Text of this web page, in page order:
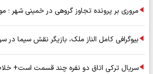
مروری بر پرونده تجاوز گروهی در خمینی شهر ؛
بیوگرافی کامل الناز ملک، بازیگر نقش سیما در
سریال ترکی اتاق دو نفره چند قسمت است+